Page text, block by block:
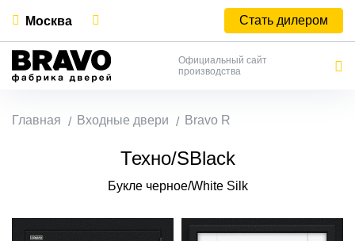
Москва Стать дилером
Официальный сайт
производства
Главная Входные двери Bravo R
Техно/SBlack
Букле черное/White Silk